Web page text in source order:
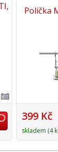
Polička
399 Kč
skladem (4